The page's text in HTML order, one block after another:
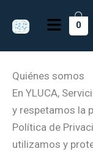
Menú0
Quiénes somos
En YLUCA,
y respetamos la
Política de
utilizamos y